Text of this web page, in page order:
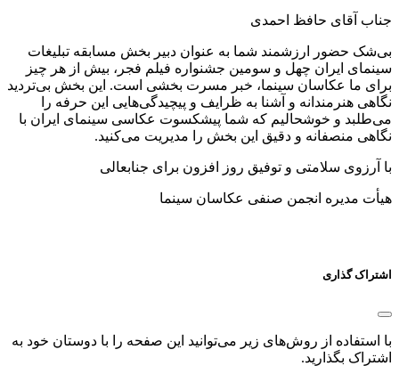
جناب آقای حافظ احمدی
بی‌شک حضور ارزشمند شما به عنوان دبیر بخش مسابقه تبلیغات
سینمای ایران چهل و سومین جشنواره فیلم فجر، بیش از هر چیز
برای ما عکاسان سینما، خبر مسرت بخشی است. این بخش بی‌تردید
نگاهی هنرمندانه و آشنا به ظرایف و پیچیدگی‌هایی این حرفه را
می‌طلبد و خوشحالیم که شما پیشکسوت عکاسی سینمای ایران با
نگاهی منصفانه و دقیق این بخش را مدیریت می‌کنید.
با آرزوی سلامتی و توفیق روز افزون برای جنابعالی
هیأت مدیره انجمن صنفی عکاسان سینما
اشتراک گذاری
با استفاده از روش‌های زیر می‌توانید این صفحه را با دوستان خود به
اشتراک بگذارید.